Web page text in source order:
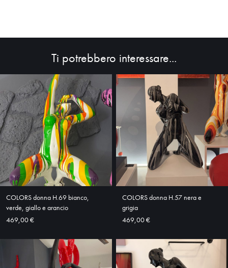
HOME
ABOUT
SHOP
Ti potrebbero interessare...
COLORS donna H.69 bianco,
verde, giallo e arancio
469,00 €
COLORS donna H.57 nera e
grigia
469,00 €